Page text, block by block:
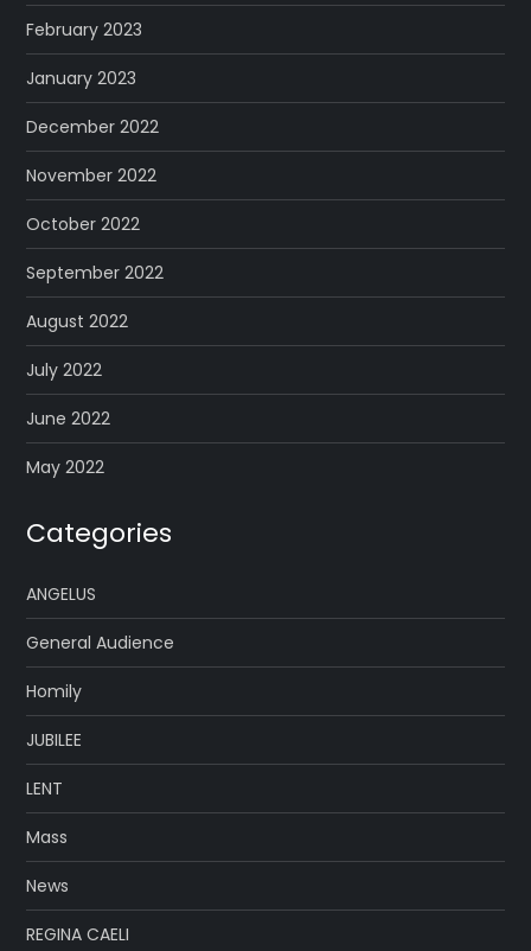
February 2023
January 2023
December 2022
November 2022
October 2022
September 2022
August 2022
July 2022
June 2022
May 2022
Categories
ANGELUS
General Audience
Homily
JUBILEE
LENT
Mass
News
REGINA CAELI